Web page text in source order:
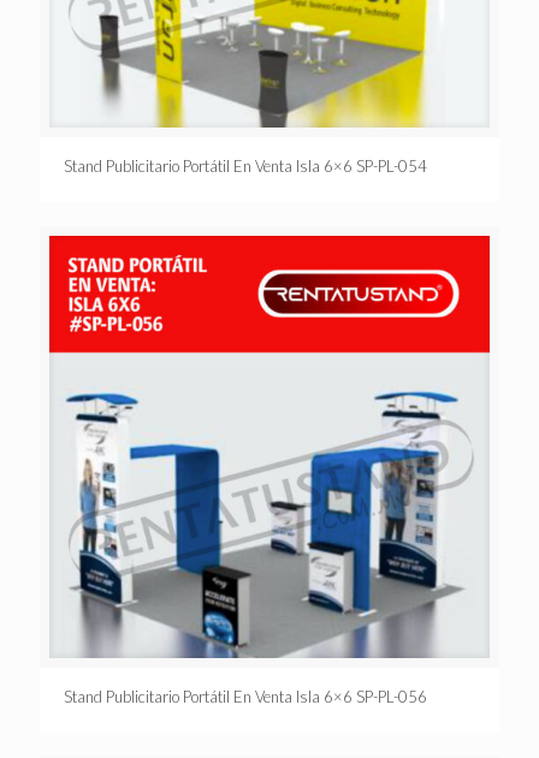
Stand Publicitario Portátil En Venta Isla 6×6 SP-PL-054
Stand Publicitario Portátil En Venta Isla 6×6 SP-PL-056